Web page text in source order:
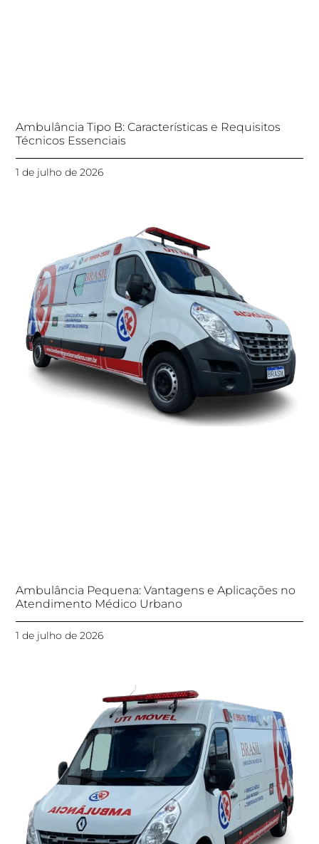
Ambulância Tipo B: Características e Requisitos
Técnicos Essenciais
1 de julho de 2026
Ambulância Pequena: Vantagens e Aplicações no
Atendimento Médico Urbano
1 de julho de 2026